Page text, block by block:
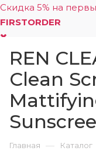
Скидка 5% на
FIRSTORDER
REN
Clean
Главная — Каталог